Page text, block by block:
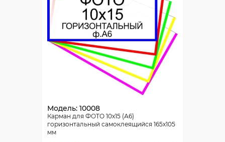
Модель: 10008
Карман для ФОТО 10х15 (А6)
горизонтальный самоклеящийся 165х105
мм